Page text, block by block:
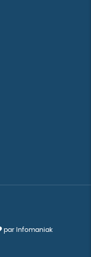
par Infomaniak